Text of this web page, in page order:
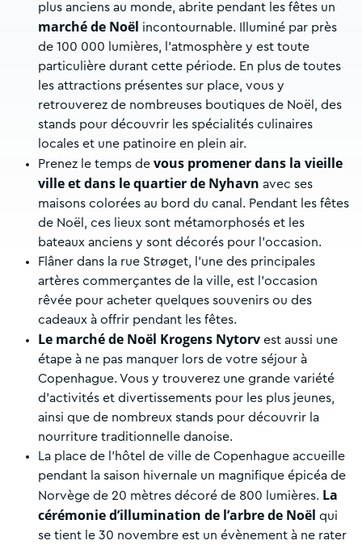
plus anciens au monde, abrite pendant les fêtes un
marché de Noël incontournable. Illuminé par près
de 100 000 lumières, l’atmosphère y est toute
particulière durant cette période. En plus de toutes
les attractions présentes sur place, vous y
retrouverez de nombreuses boutiques de Noël, des
stands pour découvrir les spécialités culinaires
locales et une patinoire en plein air.
Prenez le temps de vous promener dans la vieille
ville et dans le quartier de Nyhavn avec ses
maisons colorées au bord du canal. Pendant les fêtes
de Noël, ces lieux sont métamorphosés et les
bateaux anciens y sont décorés pour l’occasion.
Flâner dans la rue Strøget, l’une des principales
artères commerçantes de la ville, est l’occasion
rêvée pour acheter quelques souvenirs ou des
cadeaux à offrir pendant les fêtes.
Le marché de Noël Krogens Nytorv est aussi une
étape à ne pas manquer lors de votre séjour à
Copenhague. Vous y trouverez une grande variété
d’activités et divertissements pour les plus jeunes,
ainsi que de nombreux stands pour découvrir la
nourriture traditionnelle danoise.
La place de l’hôtel de ville de Copenhague accueille
pendant la saison hivernale un magnifique épicéa de
Norvège de 20 mètres décoré de 800 lumières. La
cérémonie d’illumination de l’arbre de Noël qui
se tient le 30 novembre est un évènement à ne rater